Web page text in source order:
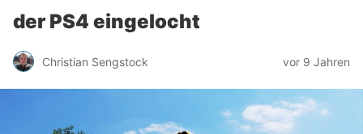
der PS4 eingelocht
Christian Sengstock vor 9 Jahren